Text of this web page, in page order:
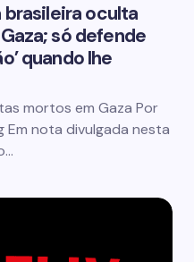
oculta
só defende
quando lhe
mortos em Gaza Por
Em nota divulgada nesta